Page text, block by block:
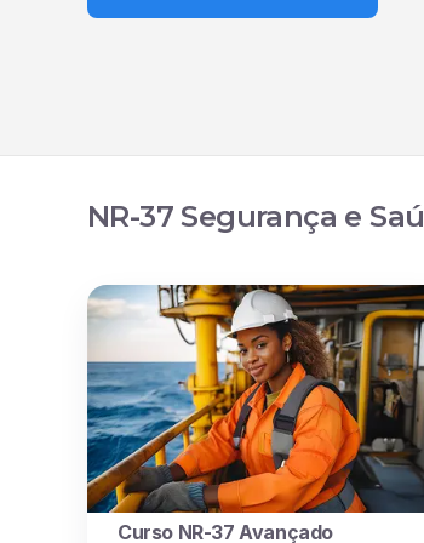
NR-37 Segurança e
Curso NR-37 Avançado